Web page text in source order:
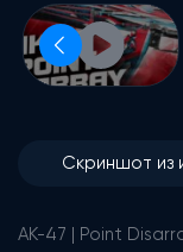
Скриншот из
AK-47 | Point